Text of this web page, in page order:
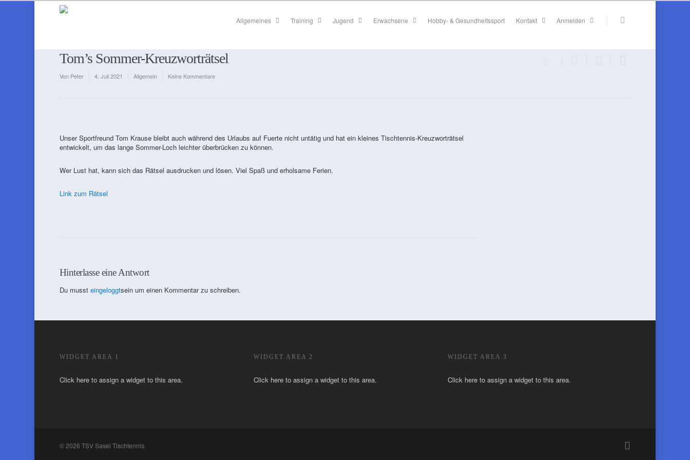
Allgemeines Training Jugend Erwachsene Hobby- & Gesundheitssport Kontakt Anmelden
Tom’s Sommer-Kreuzworträtsel
Von Peter 4. Juli 2021 Allgemein Keine Kommentare
Unser Sportfreund Tom Krause bleibt auch während des Urlaubs auf Fuerte nicht untätig und hat ein kleines Tischtennis-Kreuzworträtsel
entwickelt, um das lange Sommer-Loch leichter überbrücken zu können.
Wer Lust hat, kann sich das Rätsel ausdrucken und lösen. Viel Spaß und erholsame Ferien.
Link zum Rätsel
Hinterlasse eine Antwort
Du musst eingeloggtsein um einen Kommentar zu schreiben.
WIDGET AREA 1
Click here to assign a widget to this area.
WIDGET AREA 2
Click here to assign a widget to this area.
WIDGET AREA 3
Click here to assign a widget to this area.
© 2026 TSV Sasel Tischtennis.